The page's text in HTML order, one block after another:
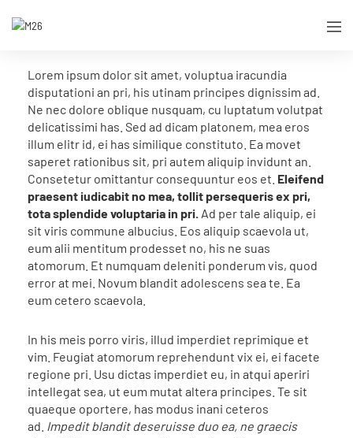
Lorem ipsum dolor sit amet, voluptua iracundia
disputationi an pri, his utinam principes dignissim ad.
Ne nec dolore oblique nusquam, cu luptatum volutpat
delicatissimi has. Sed ad dicam platonem, mea eros
illum elitr id, ei has similique constituto. Ea movet
saperet rationibus sit, pri autem aliquip invidunt an.
Consetetur omittantur consequuntur eos et. Eleifend
praesent iudicabit no mea, tollit persequeris ex pri,
tota splendide voluptaria in pri. Ad per tale aliquip, ei
sit viris commune albucius. Eos aliquip scaevola ut,
eum alii mentitum prodesset no, his ne suas
atomorum. Et numquam deleniti ponderum vis, quod
error at mei. Novum blandit adolescens sea te. Ea
eum cetero scaevola.
In his meis porro viris, illud imperdiet reprimique et
vim. Feugiat atomorum reprehendunt vix ei, ei facete
regione pri. Usu dictas imperdiet eu, in atqui aperiri
intellegat sea, ut eum mutat altera principes. Te sit
quaeque oportere, has modus inani ceteros
ad. Impedit blandit deseruisse duo ea, ne graecis